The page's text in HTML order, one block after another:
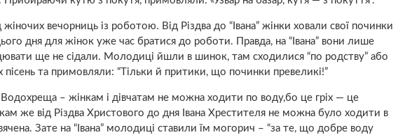
жіночих вечорниць із роботою. Від Різдва до “Івана” жінки ховали свої починки
дня для жінок уже час братися до роботи. Правда, на “Івана” вони лише
ще не сідали. Молодиці йшли в шинок, там сходилися “по родству” або
пісень та примовляли: “Тільки й притики, що починки превеликі!”
Водохреща – жінкам і дівчатам не можна ходити по воду,бо це гріх — це
же від Різдва Христового до дня Івана Хрестителя не можна було ходити в
Зате на “Івана” молодиці ставили їм могорич – “за те, що добре воду